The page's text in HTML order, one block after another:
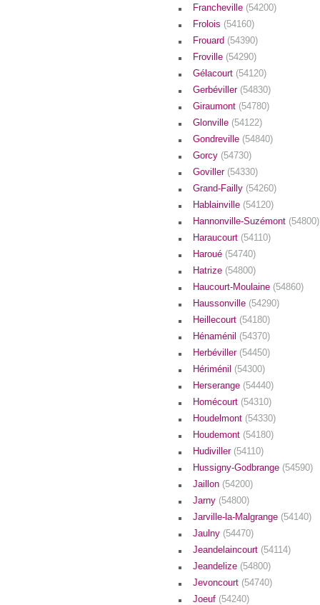
Francheville (54200)
Frolois (54160)
Frouard (54390)
Froville (54290)
Gélacourt (54120)
Gerbéviller (54830)
Giraumont (54780)
Glonville (54122)
Gondreville (54840)
Gorcy (54730)
Goviller (54330)
Grand-Failly (54260)
Hablainville (54120)
Hannonville-Suzémont (54800)
Haraucourt (54110)
Haroué (54740)
Hatrize (54800)
Haucourt-Moulaine (54860)
Haussonville (54290)
Heillecourt (54180)
Hénaménil (54370)
Herbéviller (54450)
Hériménil (54300)
Herserange (54440)
Homécourt (54310)
Houdelmont (54330)
Houdemont (54180)
Hudiviller (54110)
Hussigny-Godbrange (54590)
Jaillon (54200)
Jarny (54800)
Jarville-la-Malgrange (54140)
Jaulny (54470)
Jeandelaincourt (54114)
Jeandelize (54800)
Jevoncourt (54740)
Joeuf (54240)